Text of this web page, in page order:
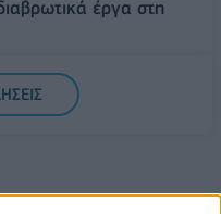
έργα στη